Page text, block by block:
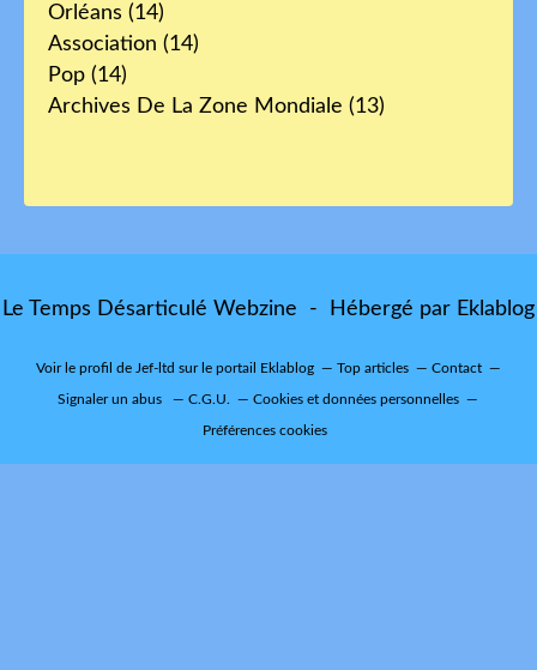
Orléans (14)
Association (14)
Pop (14)
Archives De La Zone Mondiale (13)
Le Temps Désarticulé Webzine - Hébergé par Eklablog
Voir le profil de Jef-ltd sur le portail Eklablog Top articles Contact
Signaler un abus C.G.U. Cookies et données personnelles
Préférences cookies